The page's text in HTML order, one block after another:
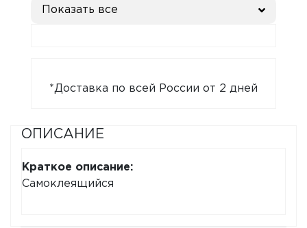
Показать все
*Доставка по всей России от 2 дней
ОПИСАНИЕ
Краткое описание:
Самоклеящийся